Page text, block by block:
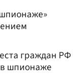
граждан РФ
шпионаже